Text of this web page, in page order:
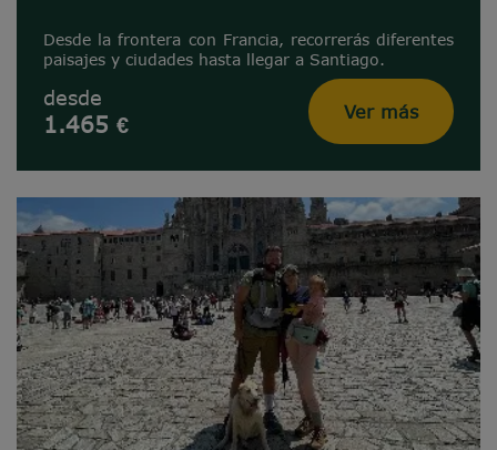
Desde la frontera con Francia, recorrerás diferentes
paisajes y ciudades hasta llegar a Santiago.
desde
1.465 € Ver más